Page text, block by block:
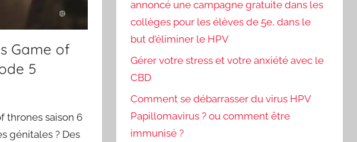
Game of
5
thrones saison 6
génitales ? Des
annoncé une campagne gratuite dans les
collèges pour les élèves de 5e, dans le
but d’éliminer le HPV
Gérer votre stress et votre anxiété avec le
CBD
Comment se débarrasser du virus HPV
Papillomavirus ? ou comment être
immunisé ?